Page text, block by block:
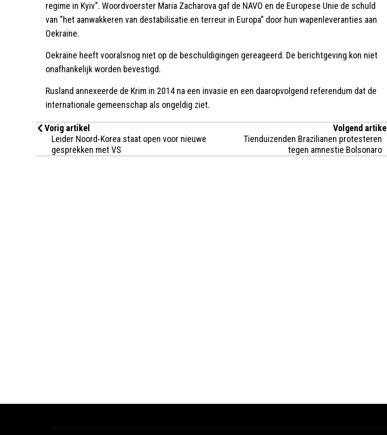
regime in Kyiv". Woordvoerster Maria Zacharova gaf de NAVO en de Europese Unie de schuld
van "het aanwakkeren van destabilisatie en terreur in Europa" door hun wapenleveranties aan
Oekraïne.
Oekraïne heeft vooralsnog niet op de beschuldigingen gereageerd. De berichtgeving kon niet
onafhankelijk worden bevestigd.
Rusland annexeerde de Krim in 2014 na een invasie en een daaropvolgend referendum dat de
internationale gemeenschap als ongeldig ziet.
Vorig artikel
Leider Noord-Korea staat open voor nieuwe
gesprekken met VS
Volgend artikel
Tienduizenden Brazilianen protesteren
tegen amnestie Bolsonaro